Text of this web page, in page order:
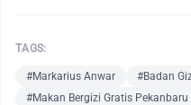
TAGS:
#Markarius Anwar
#Badan
#Makan Bergizi Gratis Pekanbaru